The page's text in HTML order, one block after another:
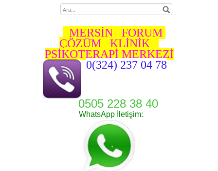
MERSİN FORUM
ÇÖZÜM KLİNİK
PSİKOTERAPİ MERKEZİ
0(324) 237 04 78
0505 228 38 40
WhatsApp İletişim: